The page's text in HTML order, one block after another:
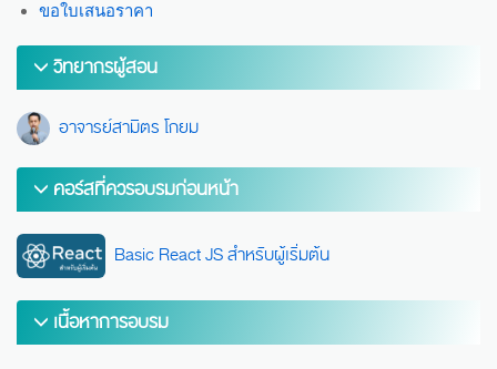
ขอใบเสนอราคา
วิทยากรผู้สอน
อาจารย์สามิตร โกยม
คอร์สที่ควรอบรมก่อนหน้า
Basic React JS สำหรับผู้เริ่มต้น
เนื้อหาการอบรม